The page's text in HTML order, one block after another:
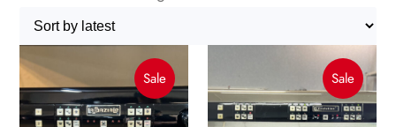
SaleProduct
On
SaleProduct
On